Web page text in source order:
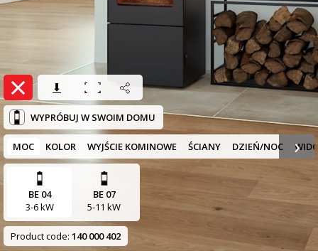
WYPRÓBUJ W SWOIM DOMU
Product code: 140 000 402
BE 04
3-6 kW
BE 07
5-11 kW
›
MOC KOLOR WYJŚCIE KOMINOWE ŚCIANY DZIEŃ/NOC